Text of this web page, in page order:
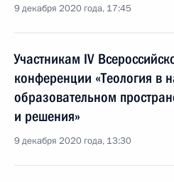
9 декабря 2020 года, 17:45
Участникам IV
конференции «Теология в
образовательном
и решения»
9 декабря 2020 года, 13:30